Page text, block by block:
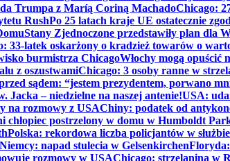
Trumpa z Maríą Coriną MachadoChicago:
RushPo 25 latach kraje UE ostatecznie
Stany Zjednoczone przedstawiły plan dla
33-latek oskarżony o kradzież towarów o
burmistrza ChicagoWłochy mogą opuścić
z oszustwamiChicago: 3 osoby ranne w
sądem: “jestem prezydentem, porwano
Jacka – niedzielne na naszej antenie!USA:
na rozmowy z USAChiny: podatek od
chłopiec postrzelony w domu w Humboldt
Polska: rekordowa liczba policjantów w służbie
Niemcy: napad stulecia w Gelsenkirchen
rozmowy w USAChicago: strzelanina w